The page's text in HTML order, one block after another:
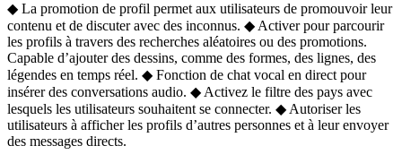
◆ La promotion de profil permet aux utilisateurs de promouvoir leur
contenu et de discuter avec des inconnus. ◆ Activer pour parcourir
les profils à travers des recherches aléatoires ou des promotions.
Capable d’ajouter des dessins, comme des formes, des lignes, des
légendes en temps réel. ◆ Fonction de chat vocal en direct pour
insérer des conversations audio. ◆ Activez le filtre des pays avec
lesquels les utilisateurs souhaitent se connecter. ◆ Autoriser les
utilisateurs à afficher les profils d’autres personnes et à leur envoyer
des messages directs.